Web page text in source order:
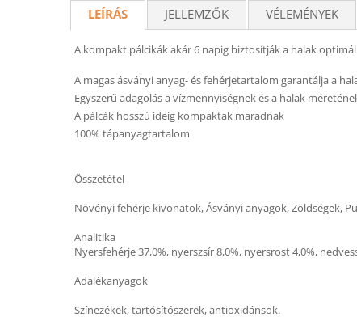
LEÍRÁS JELLEMZŐK VÉLEMÉNYEK
A kompakt pálcikák akár 6 napig biztosítják a halak
A magas ásványi anyag- és fehérjetartalom garantálja a
Egyszerű adagolás a vízmennyiségnek és a halak
A pálcák hosszú ideig kompaktak maradnak
100% tápanyagtartalom
Összetétel
Növényi fehérje kivonatok, Ásványi anyagok, Zöldségek,
Analitika
Nyersfehérje 37,0%, nyerszsír 8,0%, nyersrost 4,0%,
Adalékanyagok
Színezékek, tartósítószerek, antioxidánsok.